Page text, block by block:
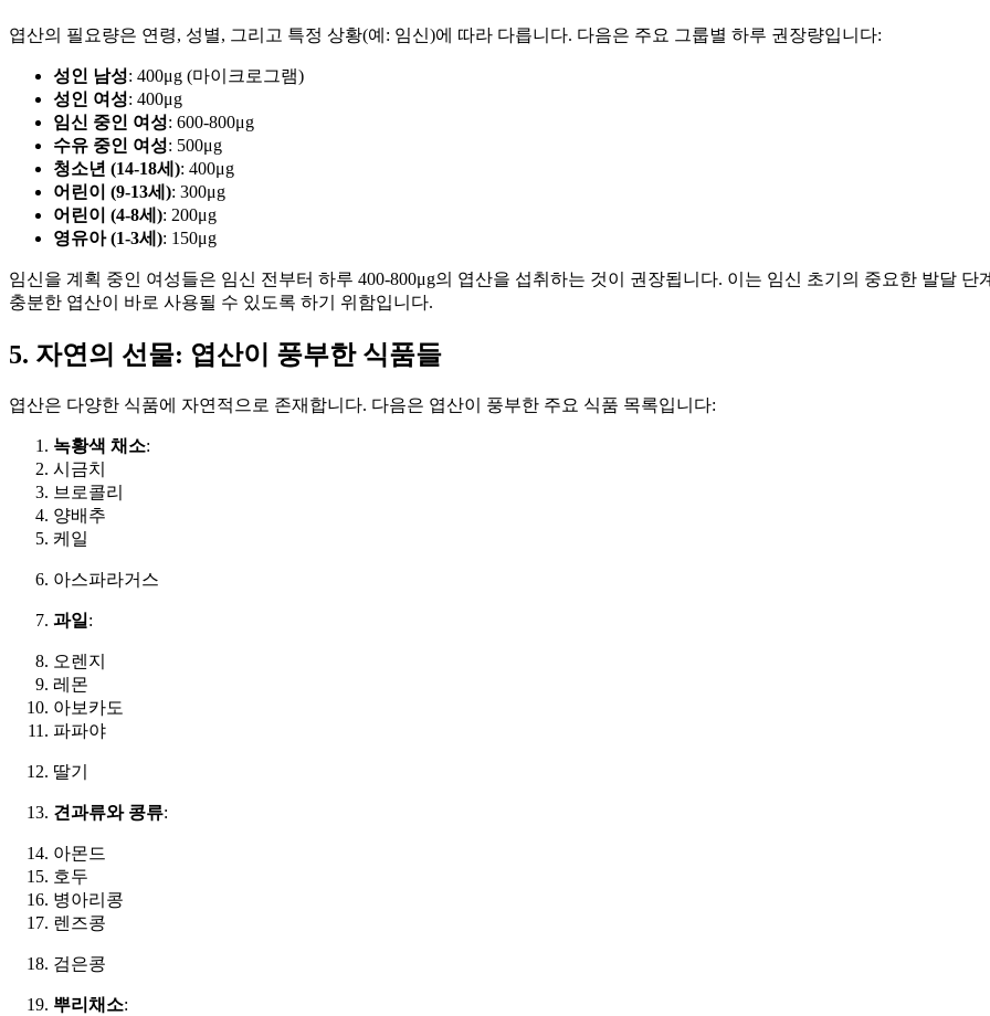
엽산의 필요량은 연령, 성별, 그리고 특정 상황(예: 임신)에 따라 다릅니다. 다음은 주요 그룹별 하루 권장량입니다:
성인 남성: 400μg (마이크로그램)
성인 여성: 400μg
임신 중인 여성: 600-800μg
수유 중인 여성: 500μg
청소년 (14-18세): 400μg
어린이 (9-13세): 300μg
어린이 (4-8세): 200μg
영유아 (1-3세): 150μg
임신을 계획 중인 여성들은 임신 전부터 하루 400-800μg의 엽산을 섭취하는 것이 권장됩니다. 이는 임신 초기의 중요한 발달 단
충분한 엽산이 바로 사용될 수 있도록 하기 위함입니다.
5. 자연의 선물: 엽산이 풍부한 식품들
엽산은 다양한 식품에 자연적으로 존재합니다. 다음은 엽산이 풍부한 주요 식품 목록입니다:
녹황색 채소:
시금치
브로콜리
양배추
케일
아스파라거스
과일 :
오렌지
레몬
아보카도
파파야
딸기
견과류와 콩류:
아몬드
호두
병아리콩
렌즈콩
검은콩
뿌리채소: